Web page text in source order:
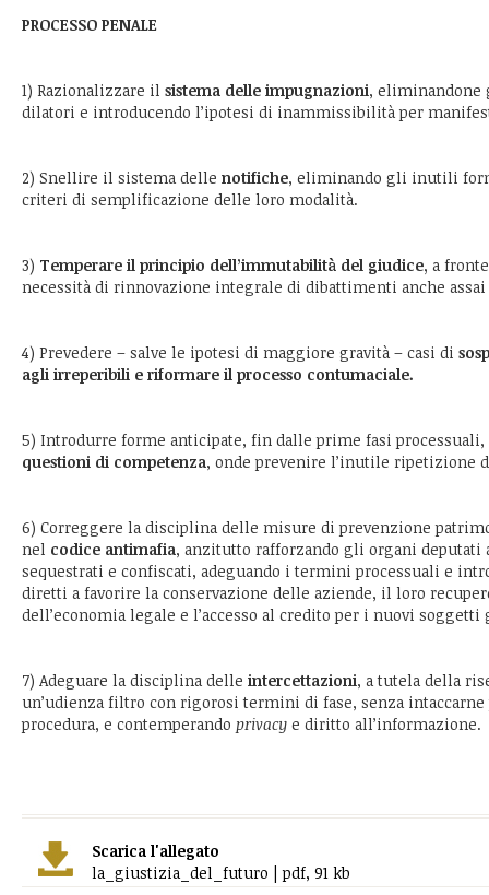
PROCESSO PENALE
1) Razionalizzare il sistema delle impugnazioni, eliminandone
dilatori e introducendo l’ipotesi di inammissibilità per
2) Snellire il sistema delle notifiche, eliminando gli inutili
criteri di semplificazione delle loro modalità.
3) Temperare il principio dell’immutabilità del giudice, a
necessità di rinnovazione integrale di dibattimenti anche
4) Prevedere – salve le ipotesi di maggiore gravità – casi di
agli irreperibili e riformare il processo contumaciale.
5) Introdurre forme anticipate, fin dalle prime fasi
questioni di competenza, onde prevenire l’inutile ripetizione
6) Correggere la disciplina delle misure di prevenzione
nel codice antimafia, anzitutto rafforzando gli organi deputati
sequestrati e confiscati, adeguando i termini processuali e
diretti a favorire la conservazione delle aziende, il loro
dell’economia legale e l’accesso al credito per i nuovi soggetti
7) Adeguare la disciplina delle intercettazioni, a tutela della
un’udienza filtro con rigorosi termini di fase, senza
procedura, e contemperando privacy e diritto all’informazione.
Scarica l'allegato
la_giustizia_del_futuro | pdf, 91 kb